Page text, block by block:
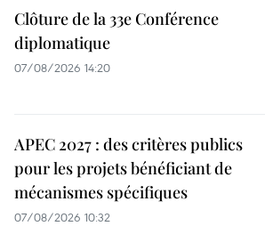
Clôture de la 33e Conférence
diplomatique
07/08/2026 14:20
APEC 2027 : des critères publics
pour les projets bénéficiant de
mécanismes spécifiques
07/08/2026 10:32